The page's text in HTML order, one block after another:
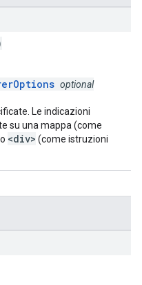
optional
Le indicazioni
su una mappa (come
<div> (come istruzioni